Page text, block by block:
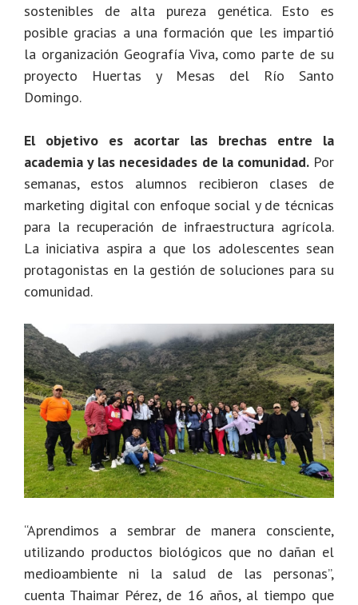
sostenibles de alta pureza genética. Esto es
posible gracias a una formación que les impartió
la organización Geografía Viva, como parte de su
proyecto Huertas y Mesas del Río Santo
Domingo.
El objetivo es acortar las brechas entre la
academia y las necesidades de la comunidad.Por
semanas, estos alumnos recibieron clases de
marketing digital con enfoque social y de técnicas
para la recuperación de infraestructura agrícola.
La iniciativa aspira a que los adolescentes sean
protagonistas en la gestión de soluciones para su
comunidad.
“Aprendimos a sembrar de manera consciente,
utilizando productos biológicos que no dañan el
medioambiente ni la salud de las personas”,
cuenta Thaimar Pérez, de 16 años, al tiempo que